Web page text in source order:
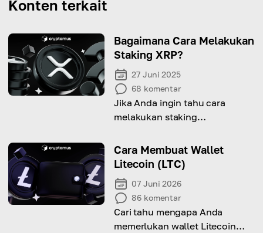
Konten terkait
Bagaimana Cara Melakukan
Staking XRP?
27 Juni 2025
68 komentar
Jika Anda ingin tahu cara
melakukan staking
akan memberi Anda
jawabannya.
Cara Membuat Wallet
Litecoin (LTC)
07 Juni 2026
86 komentar
Cari tahu mengapa Anda
memerlukan wallet Litecoin